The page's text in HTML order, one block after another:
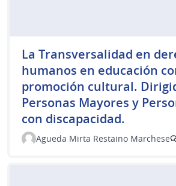
La Transversalidad en
humanos en educación
promoción cultural.
Personas Mayores y
con discapacidad.
Agueda Mirta Restaino Marchese